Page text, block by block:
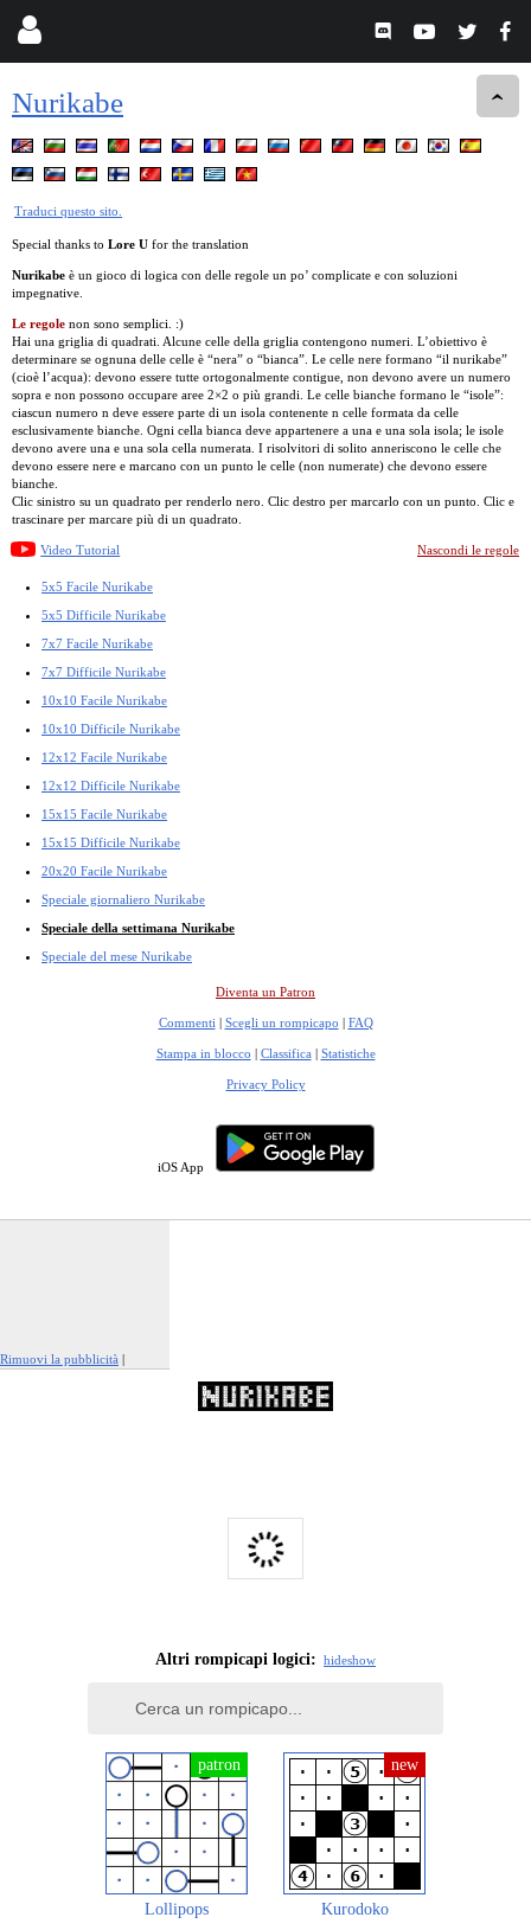
Nurikabe
Traduci questo sito.
Special thanks to Lore U for the translation
Nurikabe è un gioco di logica con delle regole un po’ complicate e con soluzioni
impegnative.
Le regole non sono semplici. :)
Hai una griglia di quadrati. Alcune celle della griglia contengono numeri. L’obiettivo è
determinare se ognuna delle celle è “nera” o “bianca”. Le celle nere formano “il nurikabe”
(cioè l’acqua): devono essere tutte ortogonalmente contigue, non devono avere un numero
sopra e non possono occupare aree 2×2 o più grandi. Le celle bianche formano le “isole”:
ciascun numero n deve essere parte di un isola contenente n celle formata da celle
esclusivamente bianche. Ogni cella bianca deve appartenere a una e una sola isola; le isole
devono avere una e una sola cella numerata. I risolvitori di solito anneriscono le celle che
devono essere nere e marcano con un punto le celle (non numerate) che devono essere
bianche.
Clic sinistro su un quadrato per renderlo nero. Clic destro per marcarlo con un punto. Clic e
trascinare per marcare più di un quadrato.
Video Tutorial Nascondi le regole
5x5 Facile Nurikabe
5x5 Difficile Nurikabe
7x7 Facile Nurikabe
7x7 Difficile Nurikabe
10x10 Facile Nurikabe
10x10 Difficile Nurikabe
12x12 Facile Nurikabe
12x12 Difficile Nurikabe
15x15 Facile Nurikabe
15x15 Difficile Nurikabe
20x20 Facile Nurikabe
Speciale giornaliero Nurikabe
Speciale della settimana Nurikabe
Speciale del mese Nurikabe
Diventa un Patron
Commenti | Scegli un rompicapo | FAQ
Stampa in blocco | Classifica | Statistiche
Privacy Policy
iOS App
Rimuovi la pubblicità |
Altri rompicapi logici: hideshow
Lollipops Kurodoko